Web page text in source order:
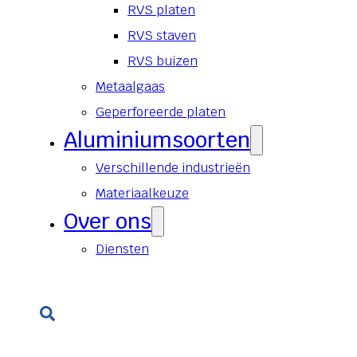
RVS platen
RVS staven
RVS buizen
Metaalgaas
Geperforeerde platen
Aluminiumsoorten
Verschillende industrieën
Materiaalkeuze
Over ons
Diensten